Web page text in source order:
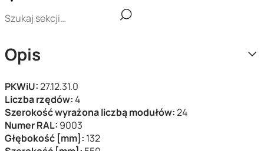
Opis
PKWiU:27.12.31.0
Liczba rzędów:4
Szerokość wyrażona liczbą modułów:24
Numer RAL: 9003
Głębokość [mm]: 132